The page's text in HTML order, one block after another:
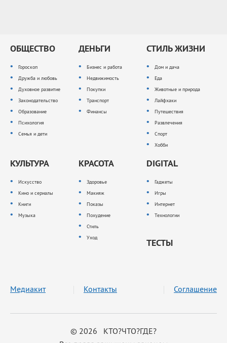
ОБЩЕСТВО
Гороскоп
Дружба и любовь
Духовное развитие
Законодательство
Образование
Психология
Семья и дети
ДЕНЬГИ
Бизнес и работа
Недвижимость
Покупки
Транспорт
Финансы
СТИЛЬ ЖИЗНИ
Дом и дача
Еда
Животные и природа
Лайфхаки
Путешествия
Развлечения
Спорт
Хобби
КУЛЬТУРА
Искусство
Кино и сериалы
Книги
Музыка
КРАСОТА
Здоровье
Макияж
Показы
Похудение
Стиль
Уход
DIGITAL
Гаджеты
Игры
Интернет
Технологии
ТЕСТЫ
© 2026 КТО?ЧТО?ГДЕ?
Медиакит Контакты Соглашение